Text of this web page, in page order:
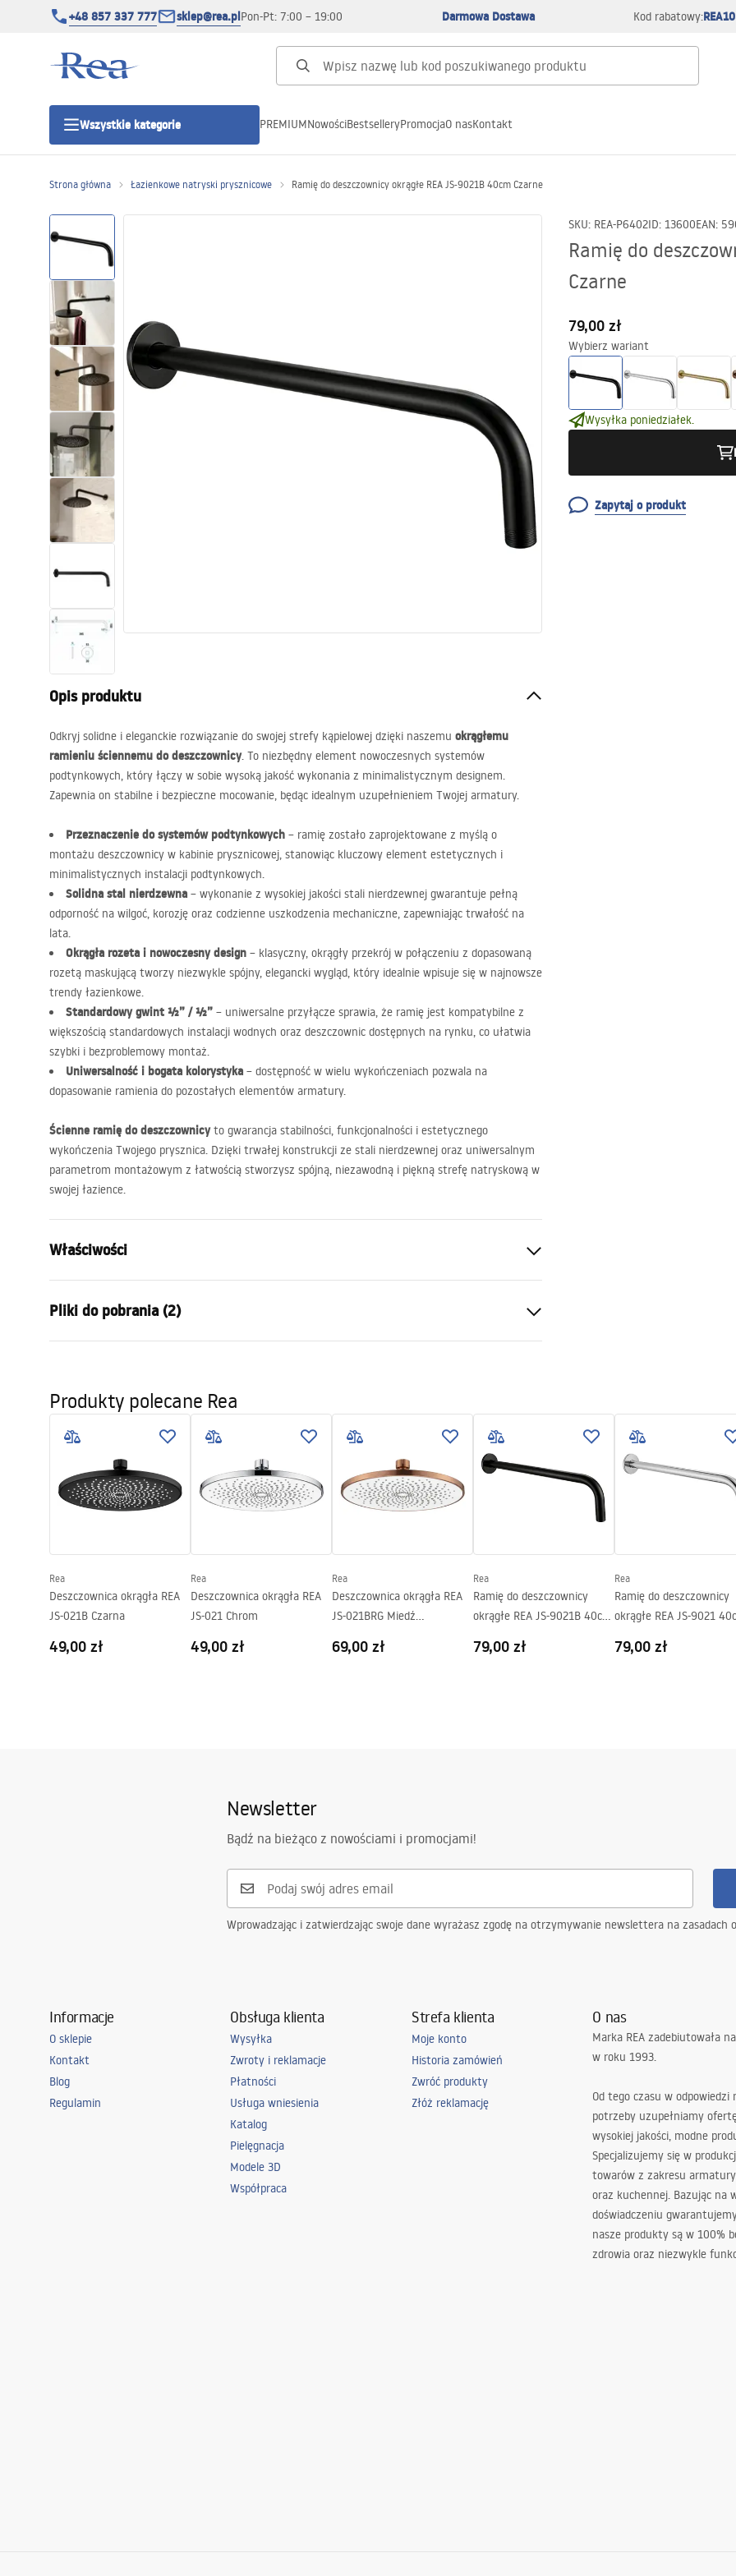
+48 857 337 777 sklep@rea.plPon-Pt: 7:00 – 19:00 Darmowa Dostawa Kod rabatowy:REA10
Wszystkie kategorie
Kategorie produktowe
Kabiny prysznicowe
Drzwi prysznicowe
Odpływy liniowe
Toalety, ubikacje
Umywalki
Wanny i parawany
Baterie
Akcesoria i meble łazienkowe
PREMIUMNowościBestselleryPromocjaO nasKontakt
Strona główna Łazienkowe natryski prysznicowe Ramię do deszczownicy okrągłe REA JS-9021B 40cm Czarne
SKU: REA-P6402ID: 13600EAN:
Ramię do
Czarne
79,00 zł
Wybierz wariant
Wysyłka poniedziałek.
Zapytaj o produkt
Opis produktu
Odkryj solidne i eleganckie rozwiązanie do swojej strefy kąpielowej dzięki naszemu okrągłemu
ramieniu ściennemu do deszczownicy. To niezbędny element nowoczesnych systemów
podtynkowych, który łączy w sobie wysoką jakość wykonania z minimalistycznym designem.
Zapewnia on stabilne i bezpieczne mocowanie, będąc idealnym uzupełnieniem Twojej armatury.
Przeznaczenie do systemów podtynkowych – ramię zostało zaprojektowane z myślą o
montażu deszczownicy w kabinie prysznicowej, stanowiąc kluczowy element estetycznych i
minimalistycznych instalacji podtynkowych.
Solidna stal nierdzewna – wykonanie z wysokiej jakości stali nierdzewnej gwarantuje pełną
odporność na wilgoć, korozję oraz codzienne uszkodzenia mechaniczne, zapewniając trwałość na
lata.
Okrągła rozeta i nowoczesny design – klasyczny, okrągły przekrój w połączeniu z dopasowaną
rozetą maskującą tworzy niezwykle spójny, elegancki wygląd, który idealnie wpisuje się w najnowsze
trendy łazienkowe.
Standardowy gwint ½” / ½” – uniwersalne przyłącze sprawia, że ramię jest kompatybilne z
większością standardowych instalacji wodnych oraz deszczownic dostępnych na rynku, co ułatwia
szybki i bezproblemowy montaż.
Uniwersalność i bogata kolorystyka – dostępność w wielu wykończeniach pozwala na
dopasowanie ramienia do pozostałych elementów armatury.
Ścienne ramię do deszczownicyto gwarancja stabilności, funkcjonalności i estetycznego
wykończenia Twojego prysznica. Dzięki trwałej konstrukcji ze stali nierdzewnej oraz uniwersalnym
parametrom montażowym z łatwością stworzysz spójną, niezawodną i piękną strefę natryskową w
swojej łazience.
Właściwości
Materiał:
Sposób montażu:
Przykręcany
Wysokość (mm):
Pliki do pobrania (2)
Pielęgnacja.pdf
Produkty polecane Rea
Rea
Deszczownica okrągła REA
JS-021B Czarna
49,00 zł
Rea
Deszczownica okrągła REA
JS-021 Chrom
49,00 zł
Rea
Deszczownica okrągła REA
JS-021BRG Miedź
69,00 zł
Rea
Ramię do deszczownicy
okrągłe REA JS-9021B 40cm
79,00 zł
Rea
Ramię do deszczownicy
okrągłe REA JS-9021
79,00 zł
Newsletter
Bądź na bieżąco z nowościami i promocjami!
Wprowadzając i zatwierdzając swoje dane wyrażasz zgodę na otrzymywanie newslettera na zasadach
Informacje
O sklepie
Kontakt
Blog
Regulamin
Obsługa klienta
Wysyłka
Zwroty i reklamacje
Płatności
Usługa wniesienia
Katalog
Pielęgnacja
Modele 3D
Współpraca
Strefa klienta
Moje konto
Historia zamówień
Zwróć produkty
Złóż reklamację
O nas
Marka REA zadebiutowała
w roku 1993.
Od tego czasu w odpowiedzi
potrzeby uzupełniamy
wysokiej jakości, modne
Specjalizujemy się w
towarów z zakresu
oraz kuchennej. Bazując na
doświadczeniu
nasze produkty są w 100%
zdrowia oraz niezwykle